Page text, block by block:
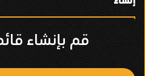
ن
قم بإنشاء